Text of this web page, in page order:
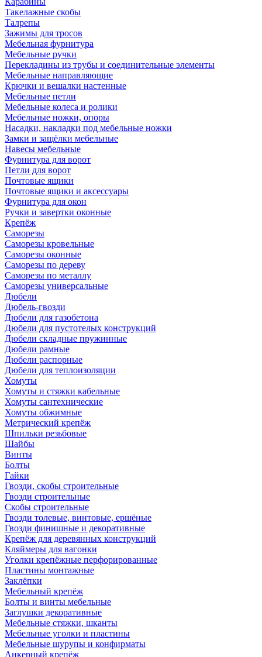
Такелажные скобы
Талрепы
Зажимы для тросов
Мебельная фурнитура
Мебельные ручки
Перекладины из трубы и соединительные элементы
Мебельные направляющие
Крючки и вешалки настенные
Мебельные петли
Мебельные колеса и ролики
Мебельные ножки, опоры
Насадки, накладки под мебельные ножки
Замки и защёлки мебельные
Навесы мебельные
Фурнитура для ворот
Петли для ворот
Почтовые ящики
Почтовые ящики и аксессуары
Фурнитура для окон
Ручки и завертки оконные
Крепёж
Саморезы
Саморезы кровельные
Саморезы оконные
Саморезы по дереву
Саморезы по металлу
Саморезы универсальные
Дюбели
Дюбель-гвозди
Дюбели для газобетона
Дюбели для пустотелых конструкций
Дюбели складные пружинные
Дюбели рамные
Дюбели распорные
Дюбели для теплоизоляции
Хомуты
Хомуты и стяжки кабельные
Хомуты сантехнические
Хомуты обжимные
Метрический крепёж
Шпильки резьбовые
Шайбы
Винты
Болты
Гайки
Гвозди, скобы строительные
Гвозди строительные
Скобы строительные
Гвозди толевые, винтовые, ершёные
Гвозди финишные и декоративные
Крепёж для деревянных конструкций
Кляймеры для вагонки
Уголки крепёжные перфорированные
Пластины монтажные
Заклёпки
Мебельный крепёж
Болты и винты мебельные
Заглушки декоративные
Мебельные стяжки, шканты
Мебельные уголки и пластины
Мебельные шурупы и конфирматы
Анкерный крепёж